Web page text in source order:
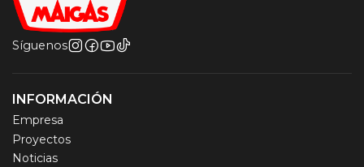
Síguenos
INFORMACIÓN
Empresa
Proyectos
Noticias